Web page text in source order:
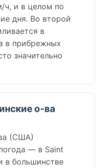
ч, и в целом по
дня. Во второй
в
в прибрежных
значительно
о-ва
(США)
— в Saint
в большинстве